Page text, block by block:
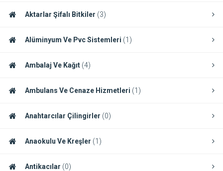
Aktarlar Şifalı Bitkiler (3)
Alüminyum Ve Pvc Sistemleri (1)
Ambalaj Ve Kağıt (4)
Ambulans Ve Cenaze Hizmetleri (1)
Anahtarcılar Çilingirler (0)
Anaokulu Ve Kreşler (1)
Antikacılar (0)